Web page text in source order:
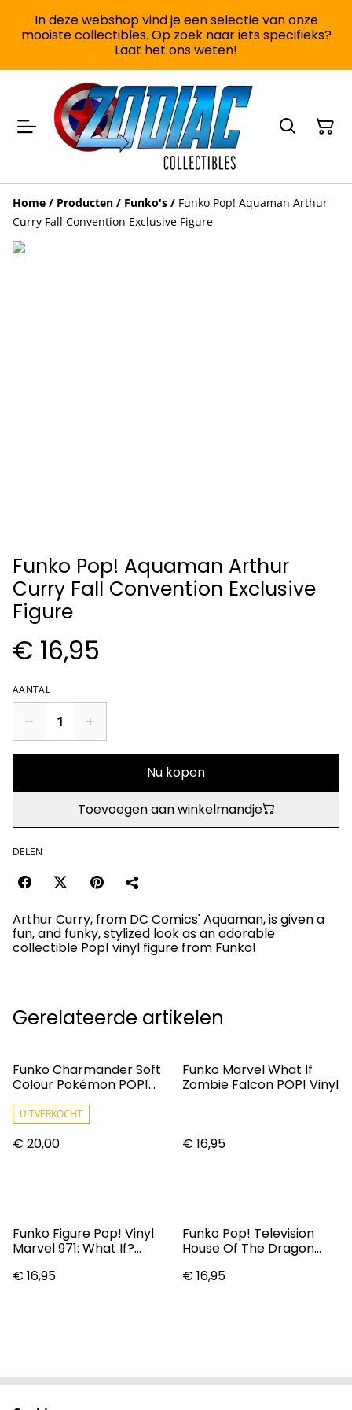
In deze webshop vind je een selectie van onze
mooiste collectibles. Op zoek naar iets specifieks?
Laat het ons weten!
Home / Producten / Funko's / Funko Pop! Aquaman Arthur
Curry Fall Convention Exclusive Figure
Funko Pop! Aquaman Arthur
Curry Fall Convention Exclusive
Figure
€ 16,95
AANTAL
Nu kopen
Toevoegen aan winkelmandje
DELEN
Arthur Curry, from DC Comics' Aquaman, is given a
fun, and funky, stylized look as an adorable
collectible Pop! vinyl figure from Funko!
Gerelateerde artikelen
Funko Charmander Soft
Colour Pokémon POP!
Edition
UITVERKOCHT
€ 20,00
Funko Marvel What If
Zombie Falcon POP! Vinyl
€ 16,95
Funko Figure Pop! Vinyl
Marvel 971: What If?
€ 16,95
Funko Pop! Television
House Of The Dragon
Targaryen #15
€ 16,95